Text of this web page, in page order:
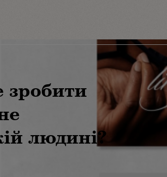
зробити
людині?